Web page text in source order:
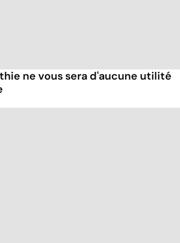
ne vous sera d'aucune utilité